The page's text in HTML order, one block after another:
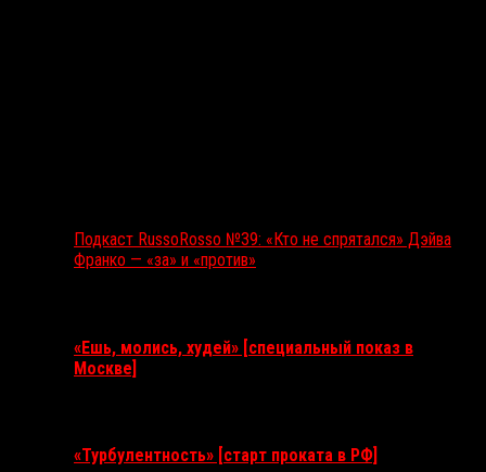
Подкаст RussoRosso №39: «Кто не спрятался» Дэйва
Франко — «за» и «против»
«Ешь, молись, худей» [специальный показ в
Москве]
«Турбулентность» [старт проката в РФ]